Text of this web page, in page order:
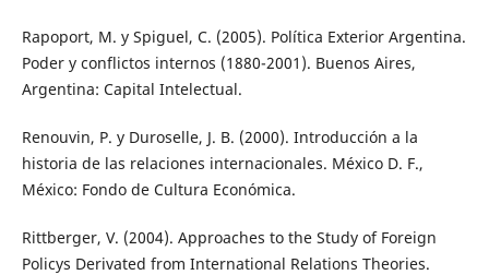
Rapoport, M. y Spiguel, C. (2005). Política Exterior Argentina.
Poder y conflictos internos (1880-2001). Buenos Aires,
Argentina: Capital Intelectual.
Renouvin, P. y Duroselle, J. B. (2000). Introducción a la
historia de las relaciones internacionales. México D. F.,
México: Fondo de Cultura Económica.
Rittberger, V. (2004). Approaches to the Study of Foreign
Policys Derivated from International Relations Theories.